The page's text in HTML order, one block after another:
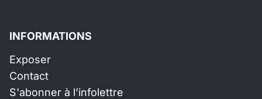
INFORMATIONS
Exposer
Contact
S'abonner à l’infolettre